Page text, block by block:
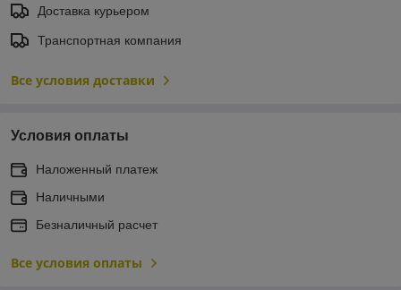
Доставка курьером
Транспортная компания
Все условия доставки
Условия оплаты
Наложенный платеж
Наличными
Безналичный расчет
Все условия оплаты